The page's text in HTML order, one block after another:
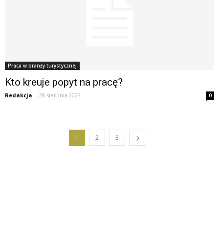
Praca w branży turystycznej
Kto kreuje popyt na pracę?
Redakcja - 28 sierpnia 2023 0
1 2 3